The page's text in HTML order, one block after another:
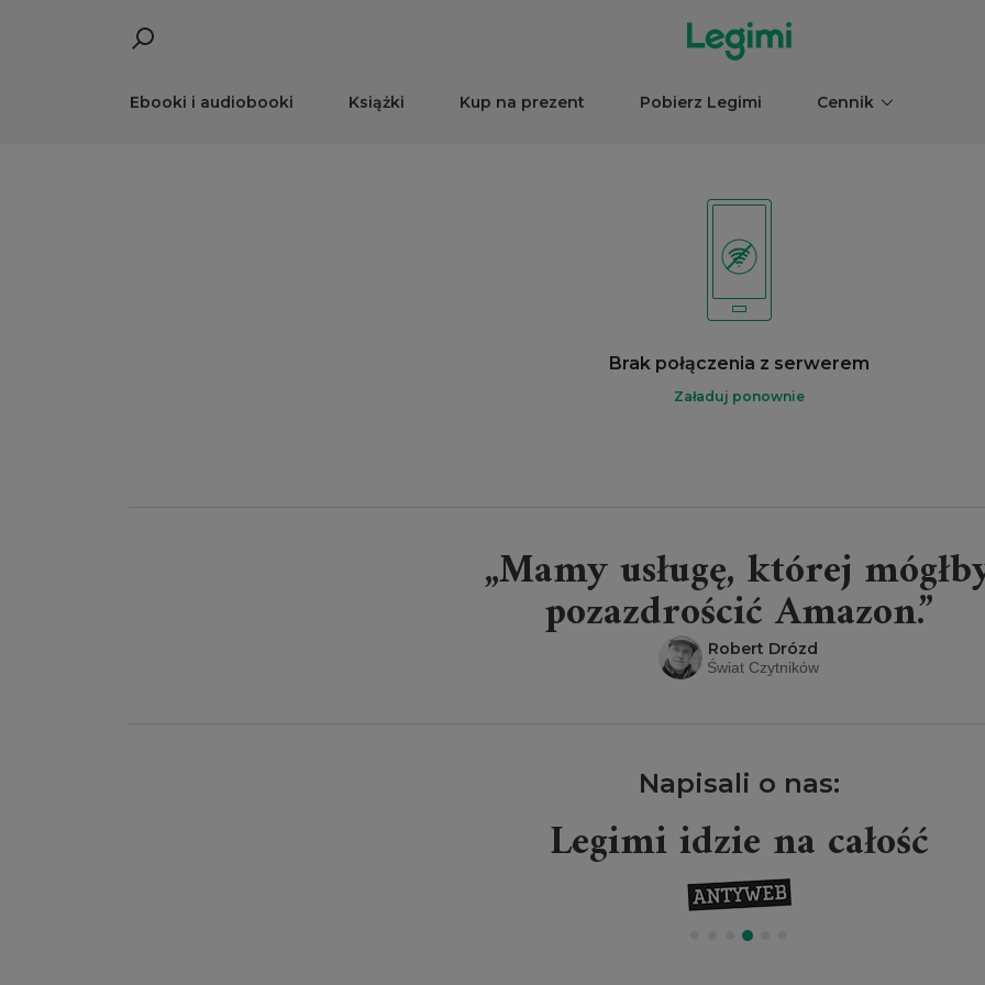
Ebooki i audiobooki Książki Kup na prezent Pobierz Legimi Cennik
Brak połączenia z serwerem
Załaduj ponownie
„Mamy usługę, której
pozazdrościć Amazon.”
Robert Drózd
Świat Czytników
Napisali o nas:
Legimi idzie na całość